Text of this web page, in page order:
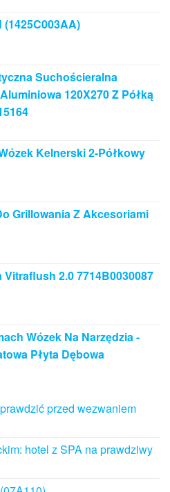
(1425C003AA)
Suchościeralna
120X270 Z Półką
Kelnerski 2-Półkowy
Grillowania Z Akcesoriami
2.0 7714B0030087
Wózek Na Narzędzia -
Płyta Dębowa
przed wezwaniem
hotel z SPA na prawdziwy